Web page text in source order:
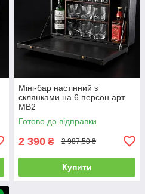
Міні-бар настінний з
склянками на 6 персон арт.
MB2
Готово до відправки
2 390 ₴ 2 987,50 ₴
Купити